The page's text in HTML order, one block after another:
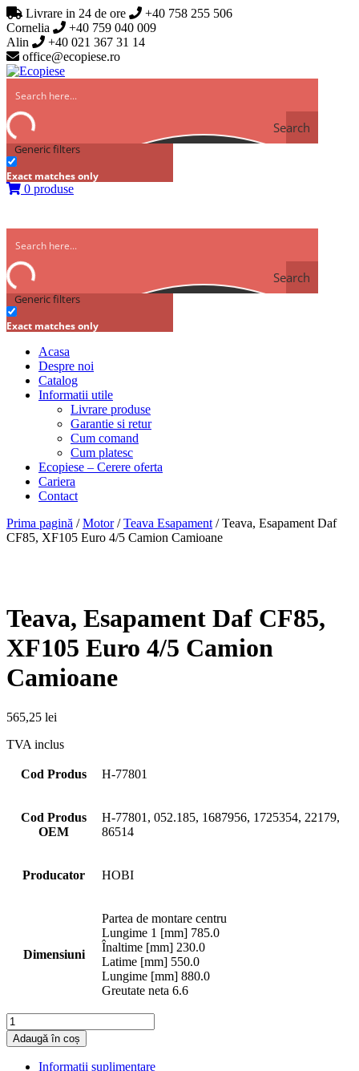
Livrare in 24 de ore
+40 758 255 506
Cornelia
+40 759 040 009
Alin
+40 021 367 31 14
office@ecopiese.ro
Search
Generic filters
Exact matches only
0 produse
Search
Generic filters
Exact matches only
Acasa
Despre noi
Catalog
Informatii utile
Livrare produse
Garantie si retur
Cum comand
Cum platesc
Ecopiese – Cerere oferta
Cariera
Contact
Prima pagină /Motor/Teava Esapament / Teava, Esapament Daf
CF85, XF105 Euro 4/5 Camion Camioane
Teava, Esapament Daf CF85,
XF105 Euro 4/5 Camion
Camioane
565,25 lei
TVA inclus
Cod Produs H-77801
Cod Produs
OEM
H-77801, 052.185, 1687956, 1725354, 22179,
86514
Producator HOBI
Dimensiuni
Partea de montare centru
Lungime 1 [mm] 785.0
Înaltime [mm] 230.0
Latime [mm] 550.0
Lungime [mm] 880.0
Greutate neta 6.6
Cantitate
Adaugă în coș
Informații suplimentare